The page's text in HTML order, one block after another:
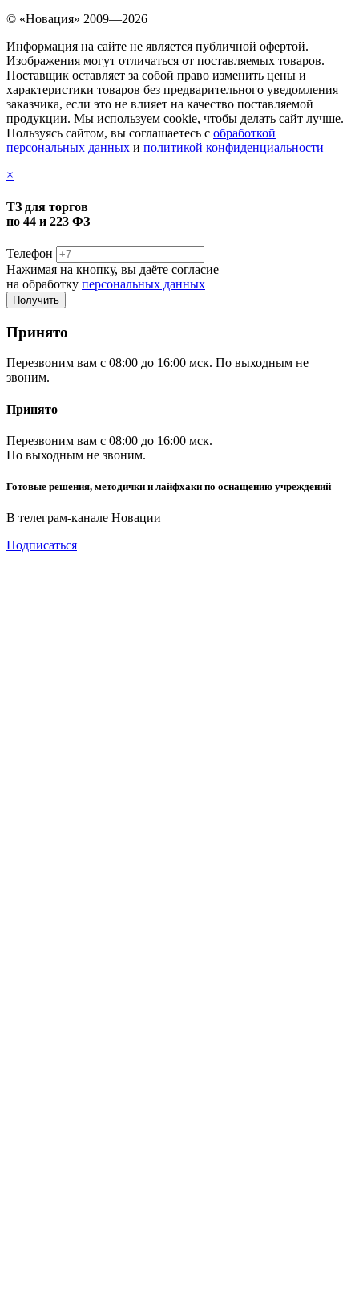
© «Новация» 2009—2026
Информация на сайте не является публичной офертой.
Изображения могут отличаться от поставляемых товаров.
Поставщик оставляет за собой право изменить цены и
характеристики товаров без предварительного уведомления
заказчика, если это не влияет на качество поставляемой
продукции. Мы используем cookie, чтобы делать сайт лучше.
Пользуясь сайтом, вы соглашаетесь с обработкой
персональных данных и политикой конфиденциальности
×
ТЗ для торгов
по 44 и 223 ФЗ
Телефон
Нажимая на кнопку, вы даёте согласие
на обработку персональных данных
Принято
Перезвоним вам с 08:00 до 16:00 мск. По выходным не
звоним.
Принято
Перезвоним вам с 08:00 до 16:00 мск.
По выходным не звоним.
Готовые решения, методички и лайфхаки по оснащению учреждений
В телеграм-канале Новации
Подписаться